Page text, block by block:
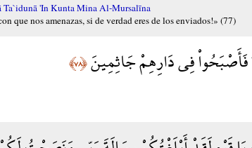
'In Kunta Mina Al-Mursalīna
que nos amenazas, si de verdad eres de los enviados!» (77)
فِي دَارِهِمْ جَاثِمِينَ﴿٧٨﴾